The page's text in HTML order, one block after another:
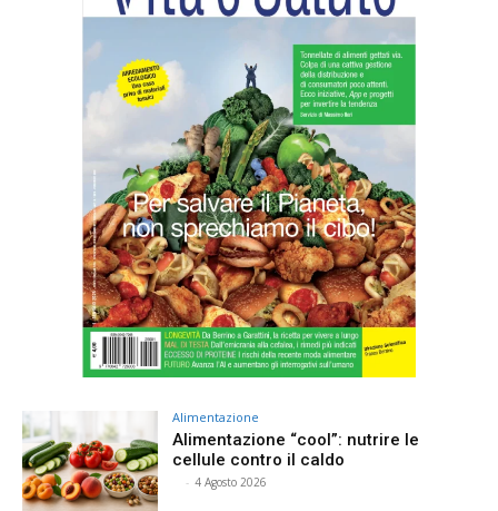
Alimentazione
Alimentazione “cool”: nutrire le
cellule contro il caldo
- 4 Agosto 2026